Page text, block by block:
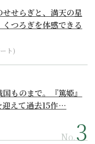
せせらぎと、満天の星
くつろぎを体感できる
ト)
ものまで。『篤姫』
迎えて過去15作…
No.